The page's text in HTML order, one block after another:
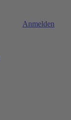
Anmelden